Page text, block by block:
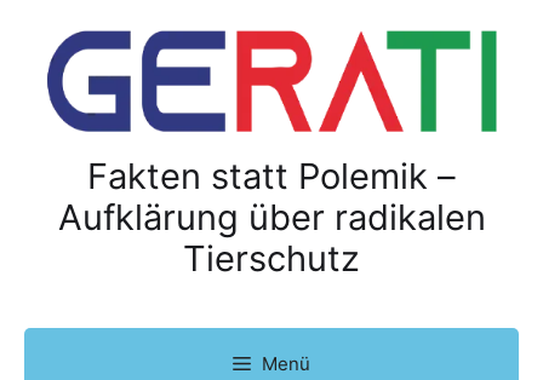
Fakten statt Polemik –
Aufklärung über radikalen
Tierschutz
Menü